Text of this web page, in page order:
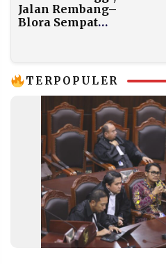
Jalan Rembang–
Blora Sempat
TERPOPULER